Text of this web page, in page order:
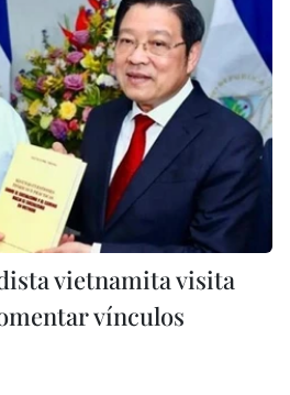
vietnamita visita
vínculos